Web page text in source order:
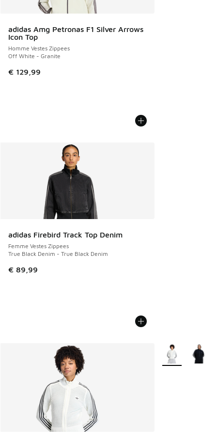
adidas Amg Petronas F1 Silver Arrows
Icon Top
Homme Vestes Zippees
Off White - Granite
€ 129,99
adidas Firebird Track Top Denim
Femme Vestes Zippees
True Black Denim - True Black Denim
€ 89,99
Plus de couleurs